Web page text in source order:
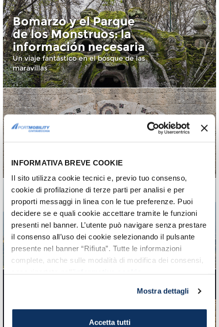
INFORMATIVA BREVE COOKIE
Il sito utilizza cookie tecnici e, previo tuo consenso,
cookie di profilazione di terze parti per analisi e per
proporti messaggi in linea con le tue preferenze. Puoi
decidere se e quali cookie accettare tramite le funzioni
presenti nel banner. L’utente può navigare senza prestare
il consenso all’uso dei cookie selezionando il pulsante
presente nel banner “Rifiuta”. Tutte le informazioni
complete, anche sulle modalità di modifica dei consensi,
Mostra dettagli
Accetta tutti
Bomarzo y el Parque
de los Monstruos: la
información necesaria
Un viaje fantástico en el bosque de las
maravillas
Iglesia de Santa Maria
más antigua de Tarquinia
Civita di Bagnoregio:
cómo llegar y qué ver
La ciudad que muere
Etrusco de Tarquinia
Todo lo que hay que saber sobre el